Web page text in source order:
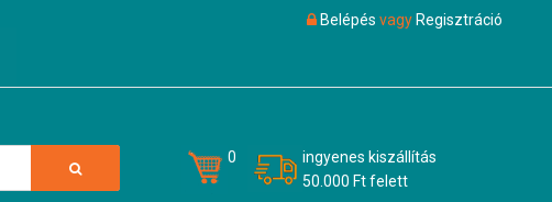
Belépés vagy Regisztráció
0
ingyenes kiszállítás
50.000 Ft felett